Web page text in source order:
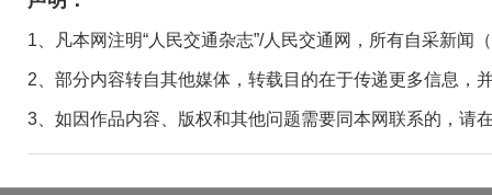
1、凡本网注明“人民交通杂志”/人民交通网，所有自采新
2、部分内容转自其他媒体，转载目的在于传递更多信息，
3、如因作品内容、版权和其他问题需要同本网联系的，请